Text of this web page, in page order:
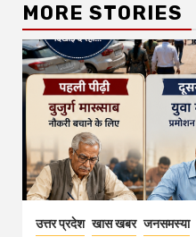
MORE STORIES
उत्तर प्रदेश खास खबर जनसमस्या